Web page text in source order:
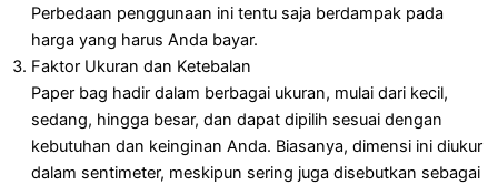
Perbedaan penggunaan ini tentu saja berdampak pada
harga yang harus Anda bayar.
Faktor Ukuran dan Ketebalan
Paper bag hadir dalam berbagai ukuran, mulai dari kecil,
sedang, hingga besar, dan dapat dipilih sesuai dengan
kebutuhan dan keinginan Anda. Biasanya, dimensi ini diukur
dalam sentimeter, meskipun sering juga disebutkan sebagai